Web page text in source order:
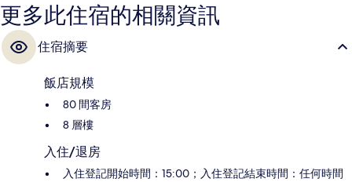
更多此住宿的相關資訊
住宿摘要
飯店規模
80 間客房
8 層樓
入住/退房
入住登記開始時間：15:00；入住登記結束時間：任何時間